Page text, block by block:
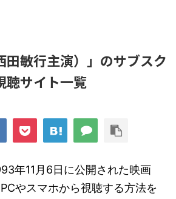
田敏行主演）」のサブスク
聴サイト一覧
年11月6日に公開された映画
やスマホから視聴する方法を